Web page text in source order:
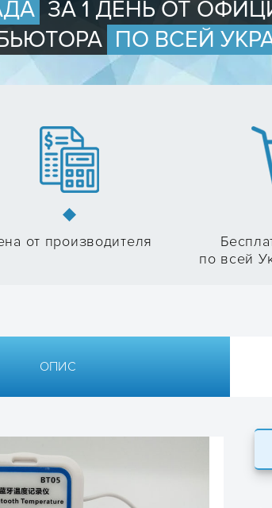
ЗА 1 ДЕНЬ ОТ
ПО ВСЕЙ
от производителя
по всей
ОПИС
характеристики
Датчик температуры
ГГц